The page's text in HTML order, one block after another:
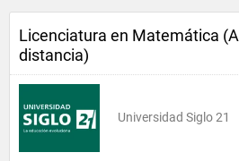
Licenciatura en Matemática (A
distancia)
Universidad Siglo 21